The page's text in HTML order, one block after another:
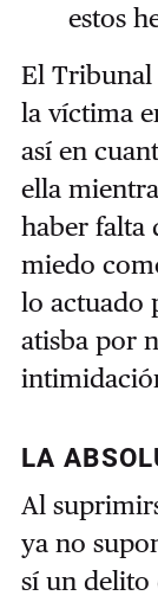
estos
El Tribunal
la víctima
así en
ella
haber falta
miedo
lo actuado
atisba por
LA
Al
ya no
sí un delito